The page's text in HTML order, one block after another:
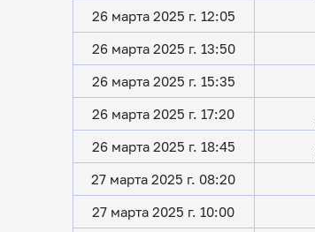
26 марта 2025 г. 12:05
26 марта 2025 г. 13:50
26 марта 2025 г. 15:35
26 марта 2025 г. 17:20
26 марта 2025 г. 18:45
27 марта 2025 г. 08:20
27 марта 2025 г. 10:00